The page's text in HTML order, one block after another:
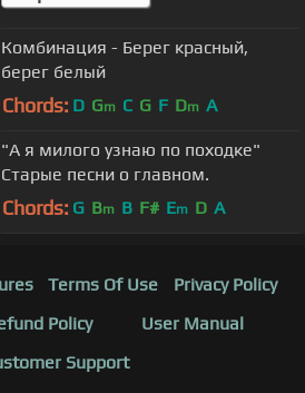
Комбинация - Берег красный,
берег белый
Chords: D Gm C G F Dm A
"А я милого узнаю по походке"
Старые песни о главном.
Chords: G Bm B F# Em D A
Terms Of Use
Privacy Policy
Policy
User Manual
Support